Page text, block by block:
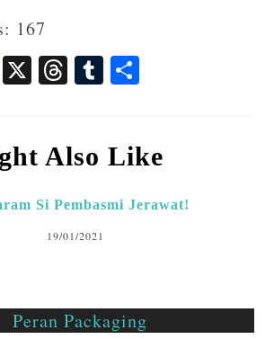
167
Li X T
ds
T
bl
Also Like
Si Pembasmi Jerawat!
19/01/2021